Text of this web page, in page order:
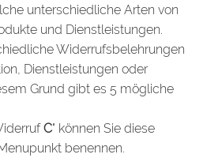
unterschiedliche Arten von
und Dienstleistungen.
Widerrufsbelehrungen
Dienstleistungen oder
Grund gibt es 5 mögliche
C" können Sie diese
benennen.